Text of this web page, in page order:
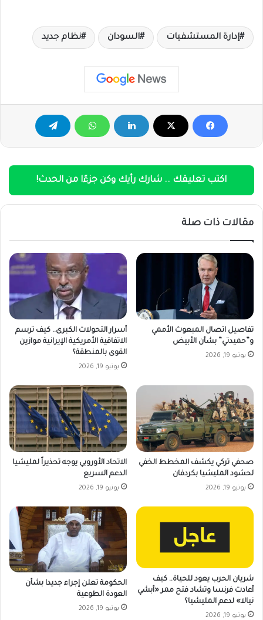
إدارة المستشفيات السودان نظام جديد
اكتب تعليقك .. شارك رأيك وكن جزءًا من الحدث!
مقالات ذات صلة
تفاصيل اتصال المبعوث الأممي
و”حميدتي” بشأن الأبيض
يونيو 19, 2026
أسرار التحولات الكبرى.. كيف ترسم
الاتفاقية الأمريكية الإيرانية موازين
القوى بالمنطقة؟
يونيو 19, 2026
صحفي تركي يكشف المخطط الخفي
لحشود المليشيا بكردفان
يونيو 19, 2026
الاتحاد الأوروبي يوجه تحذيراً لمليشيا
الدعم السريع
يونيو 19, 2026
شريان الحرب يعود للحياة.. كيف
أعادت فرنسا وتشاد فتح ممر «أبشي
نيالا» لدعم المليشيا؟
يونيو 19, 2026
الحكومة تعلن إجراء جديدا بشأن
العودة الطوعية
يونيو 19, 2026